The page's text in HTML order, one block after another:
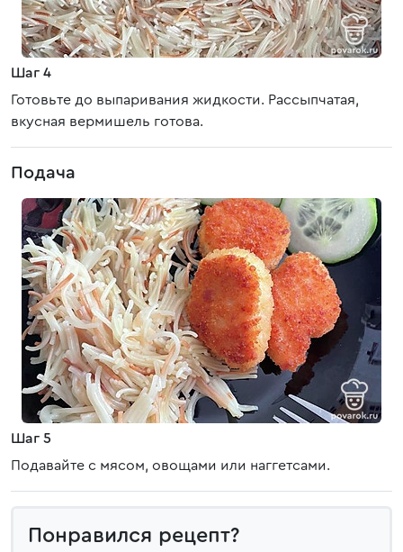
Шаг 4
Готовьте до выпаривания жидкости. Рассыпчатая,
вкусная вермишель готова.
Подача
Шаг 5
Подавайте с мясом, овощами или наггетсами.
Понравился рецепт?